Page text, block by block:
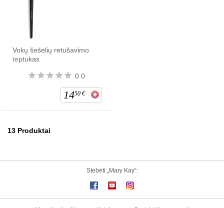
Vokų šešėlių retušavimo
teptukas
0.0
1450 €
13 Produktai
Stebėti „Mary Kay“: